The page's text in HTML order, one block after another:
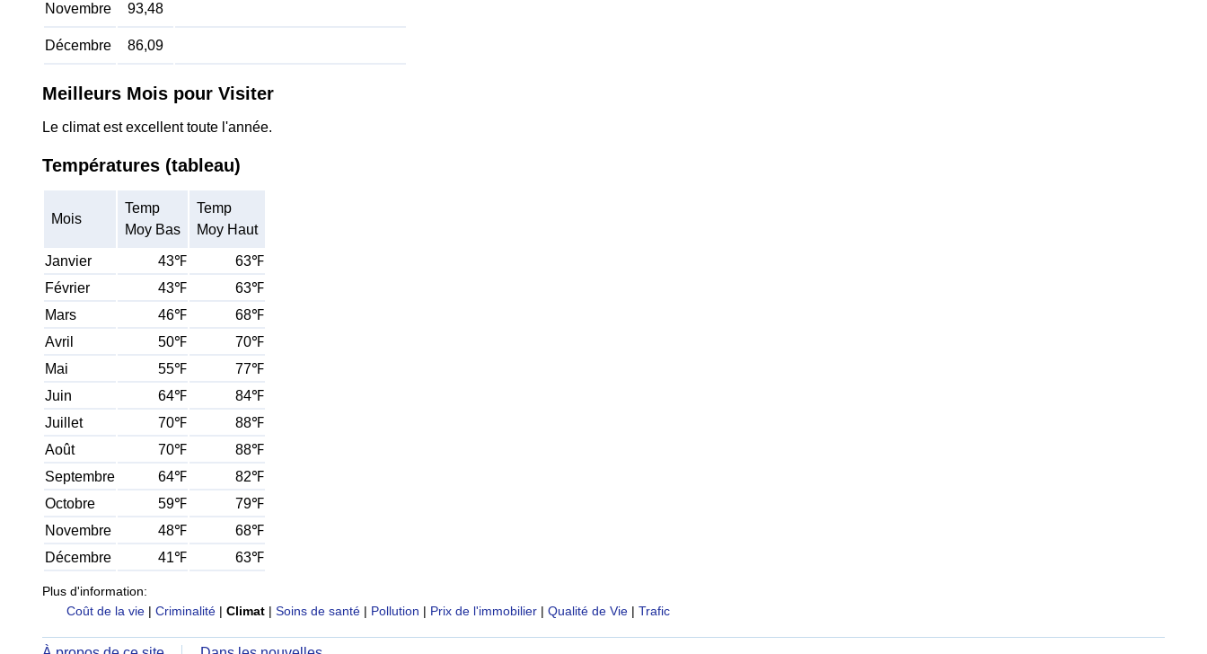
Novembre 93,48
Décembre 86,09
Meilleurs Mois pour Visiter
Le climat est excellent toute l'année.
Températures (tableau)
Mois
Temp
Moy Bas
Temp
Moy Haut
Janvier 43℉
63℉
Février
43℉
63℉
Mars
46℉
68℉
Avril
50℉
70℉
Mai
55℉
77℉
Juin
64℉
84℉
Juillet
70℉
88℉
Août
70℉
88℉
Septembre
64℉
82℉
Octobre
59℉
79℉
Novembre
48℉
68℉
Décembre
41℉ 63℉
Plus d'information:
Coût de la vie | Criminalité | Climat | Soins de santé | Pollution | Prix de l'immobilier | Qualité de Vie | Trafic